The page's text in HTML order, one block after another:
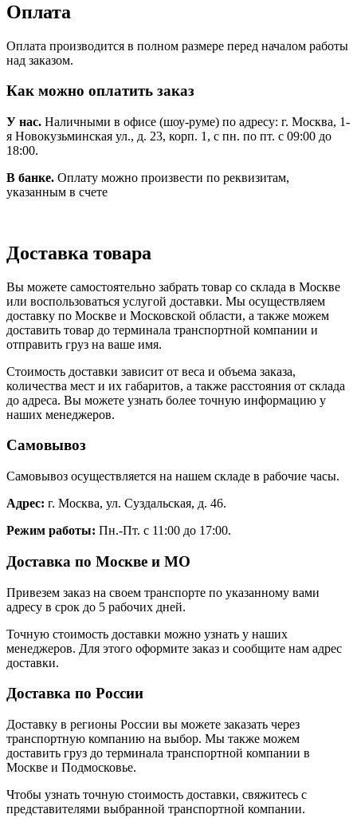
Оплата
Оплата производится в полном размере перед началом работы
над заказом.
Как можно оплатить заказ
У нас. Наличными в офисе (шоу-руме) по адресу: г. Москва, 1-
я Новокузьминская ул., д. 23, корп. 1, с пн. по пт. с 09:00 до
18:00.
В банке. Оплату можно произвести по реквизитам,
указанным в счете
Доставка товара
Вы можете самостоятельно забрать товар со склада в Москве
или воспользоваться услугой доставки. Мы осуществляем
доставку по Москве и Московской области, а также можем
доставить товар до терминала транспортной компании и
отправить груз на ваше имя.
Стоимость доставки зависит от веса и объема заказа,
количества мест и их габаритов, а также расстояния от склада
до адреса. Вы можете узнать более точную информацию у
наших менеджеров.
Самовывоз
Самовывоз осуществляется на нашем складе в рабочие часы.
Адрес: г. Москва, ул. Суздальская, д. 46.
Режим работы: Пн.-Пт. с 11:00 до 17:00.
Доставка по Москве и МО
Привезем заказ на своем транспорте по указанному вами
адресу в срок до 5 рабочих дней.
Точную стоимость доставки можно узнать у наших
менеджеров. Для этого оформите заказ и сообщите нам адрес
доставки.
Доставка по России
Доставку в регионы России вы можете заказать через
транспортную компанию на выбор. Мы также можем
доставить груз до терминала транспортной компании в
Москве и Подмосковье.
Чтобы узнать точную стоимость доставки, свяжитесь с
представителями выбранной транспортной компании.